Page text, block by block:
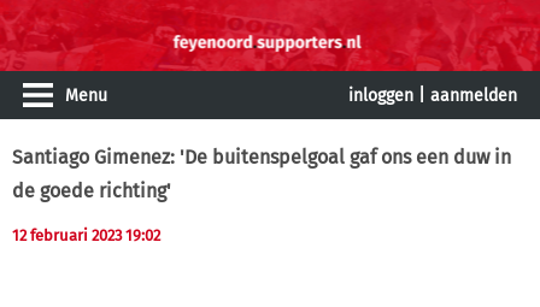
Menu inloggen aanmelden
Santiago Gimenez: 'De buitenspelgoal gaf ons een duw in
de goede richting'
12 februari 2023 19:02